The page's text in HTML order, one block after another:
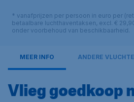
* vanafprijzen per persoon in euro per
betaalbare luchthaventaksen, excl. €
onder voorbehoud van beschikbaarheid.
MEER INFO ANDERE
Vlieg goedkoop